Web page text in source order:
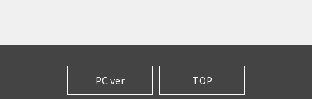
PC ver TOP